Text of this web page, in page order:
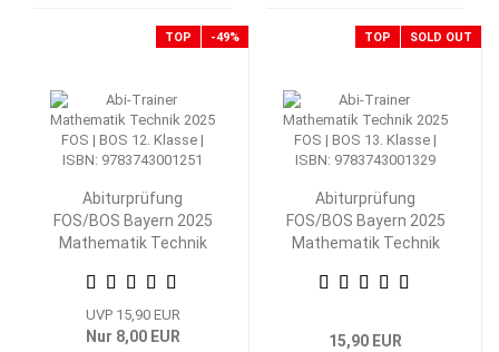
TOP -49%
Abiturprüfung
FOS/BOS Bayern 2025
Mathematik Technik
UVP 15,90 EUR
Nur 8,00 EUR
TOP SOLD OUT
Abiturprüfung
FOS/BOS Bayern 2025
Mathematik Technik
15,90 EUR